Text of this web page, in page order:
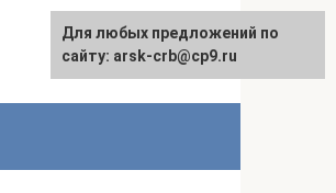
Для любых предложений по
сайту: arsk-crb@cp9.ru